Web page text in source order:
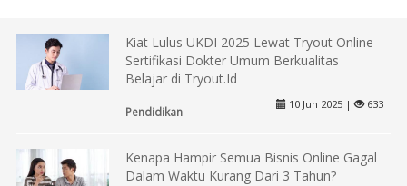
Kiat Lulus UKDI 2025 Lewat Tryout Online
Sertifikasi Dokter Umum Berkualitas
Belajar di Tryout.Id
Pendidikan
10 Jun 2025 | 633
Kenapa Hampir Semua Bisnis Online Gagal
Dalam Waktu Kurang Dari 3 Tahun?